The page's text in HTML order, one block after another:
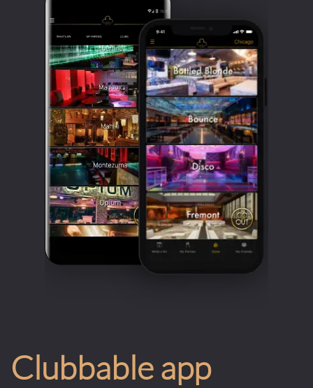
Clubbable app